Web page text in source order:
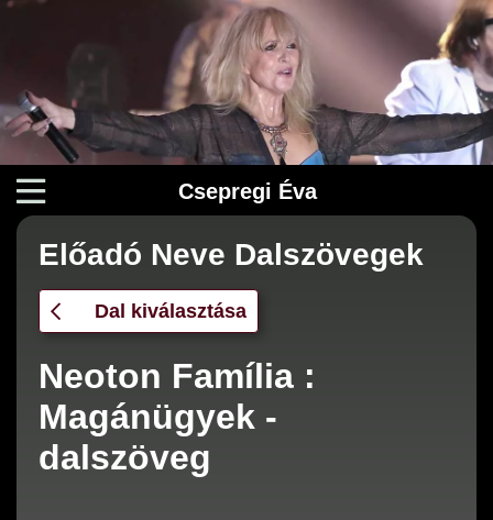
Csepregi Éva
Előadó Neve Dalszövegek
Dal kiválasztása
Neoton Família :
Magánügyek -
dalszöveg